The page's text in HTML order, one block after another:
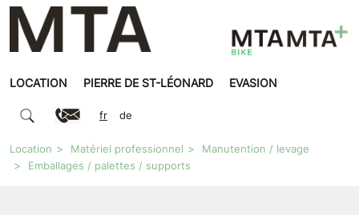
LOCATION PIERRE DE ST-LÉONARD EVASION
fr de
Location Matériel professionnel
Manutention / levage
Emballages / palettes / supports